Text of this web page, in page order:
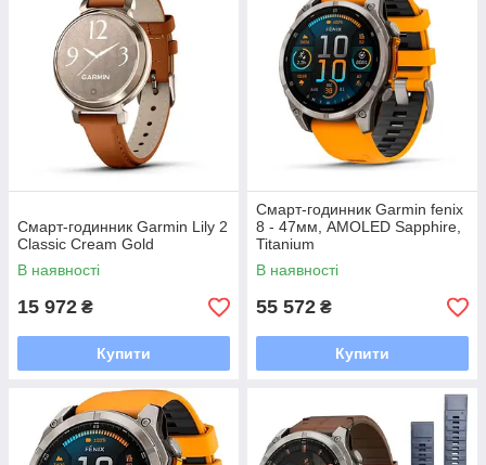
Смарт-годинник Garmin Lily 2
Classic Cream Gold
В наявності
15 972 ₴
Купити
Смарт-годинник Garmin fenix
8 - 47мм, AMOLED Sapphire,
Titanium
В наявності
55 572 ₴
Купити